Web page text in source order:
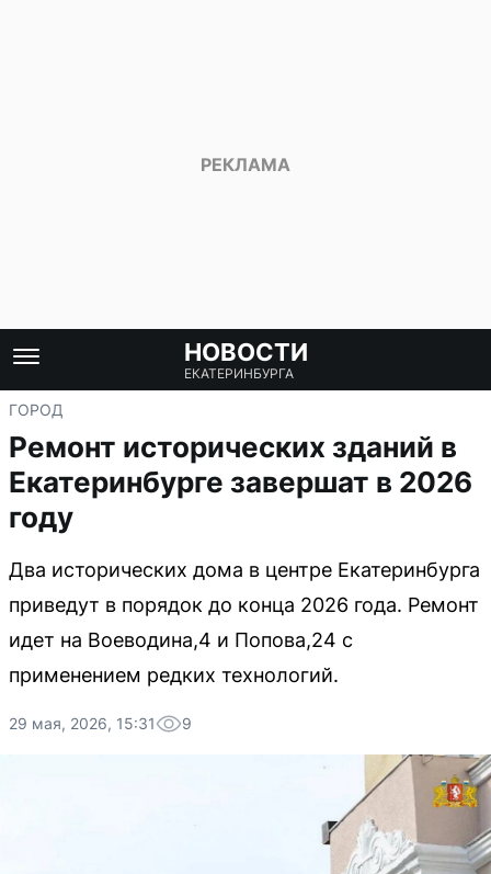
НОВОСТИ
ЕКАТЕРИНБУРГА
ГОРОД
Ремонт исторических зданий в
Екатеринбурге завершат в 2026
году
Два исторических дома в центре Екатеринбурга
приведут в порядок до конца 2026 года. Ремонт
идет на Воеводина,4 и Попова,24 с
применением редких технологий.
29 мая, 2026, 15:31 9